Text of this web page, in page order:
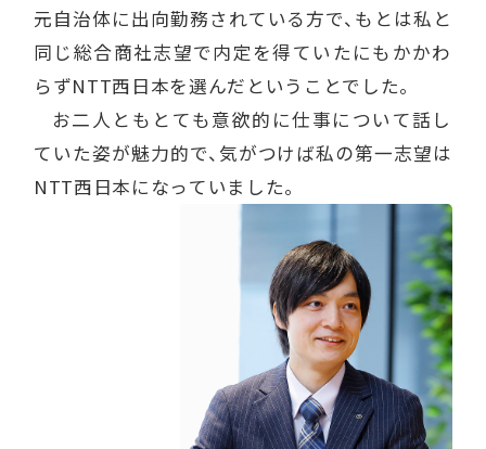
元自治体に出向勤務されている方で、もとは私と
同じ総合商社志望で内定を得ていたにもかかわ
らずNTT西日本を選んだということでした。
お二人ともとても意欲的に仕事について話し
ていた姿が魅力的で、気がつけば私の第一志望は
NTT西日本になっていました。